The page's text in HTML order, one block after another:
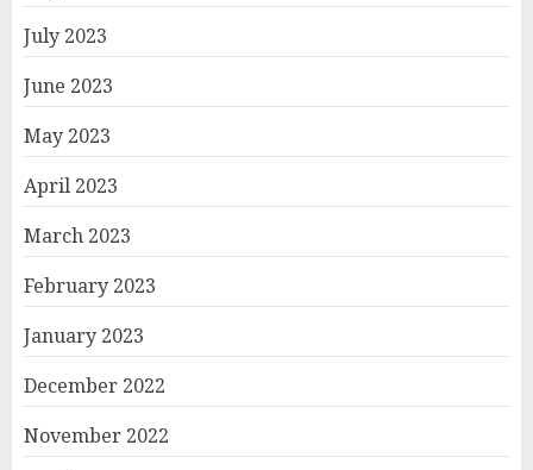
July 2023
June 2023
May 2023
April 2023
March 2023
February 2023
January 2023
December 2022
November 2022